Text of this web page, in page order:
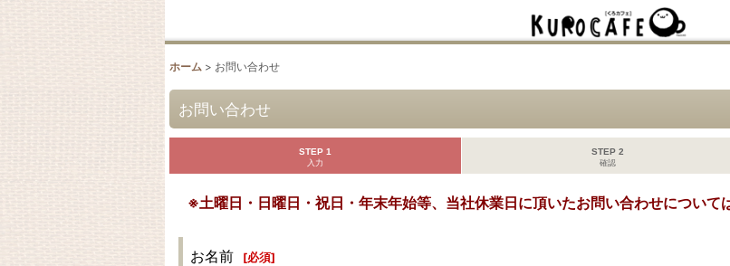
ホーム > お問い合わせ
お問い合わせ
STEP 1
入力
STEP 2
確認
※土曜日・日曜日・祝日・年末年始等、当社休業日に頂いたお問い合わせについて
お名前 [必須]